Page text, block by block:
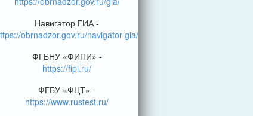
Навигатор ГИА -
obrnadzor.gov.ru/navigator-gia/
ФГБНУ «ФИПИ» -
https://fipi.ru/
ФГБУ «ФЦТ» -
https://www.rustest.ru/